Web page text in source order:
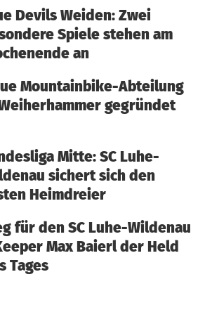
Devils Weiden: Zwei
Spiele stehen am
an
Mountainbike-Abteilung
gegründet
Mitte: SC Luhe-
sichert sich den
Heimdreier
für den SC Luhe-Wildenau
Max Baierl der Held
Tages